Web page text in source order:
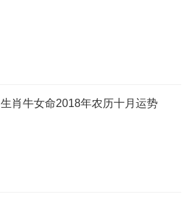
生肖牛女命2018年农历十月运势